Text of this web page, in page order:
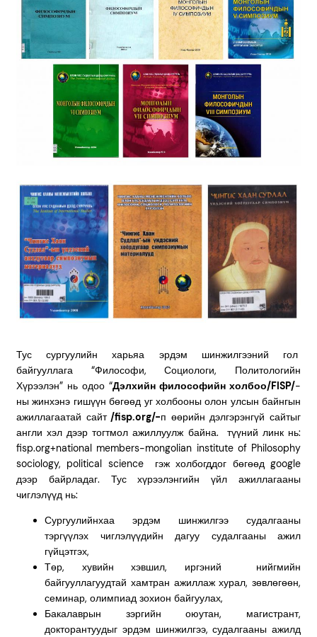
Тус сургуулийн харьяа эрдэм шинжилгээний гол
байгууллага “Философи, Социологи, Политологийн
Хүрээлэн” нь одоо “Дэлхийн философийн холбоо/FISP/-
ны жинхэнэ гишүүн бөгөөд уг холбооны олон улсын байнгын
ажиллагаатай сайт/fisp.org/-п өөрийн дэлгэрэнгүй сайтыг
англи хэл дээр тогтмол ажиллуулж байна. түүний линк нь:
fisp.org+national members-mongolian institute of Philosophy
sociology, political science гэж холбогддог бөгөөд google
дээр байрладаг. Тус хүрээлэнгийн үйл ажиллагааны
чиглэлүүд нь:
Сургуулийнхаа эрдэм шинжилгээ судалгааны
тэргүүлэх чиглэлүүдийн дагуу судалгааны ажил
гүйцэтгэх,
Төр, хувийн хэвшил, иргэний нийгмийн
байгууллагуудтай хамтран ажиллаж хурал, зөвлөгөөн,
семинар, олимпиад зохион байгуулах,
Бакалаврын зэргийн оюутан, магистрант,
докторантуудыг эрдэм шинжилгээ, судалгааны ажилд